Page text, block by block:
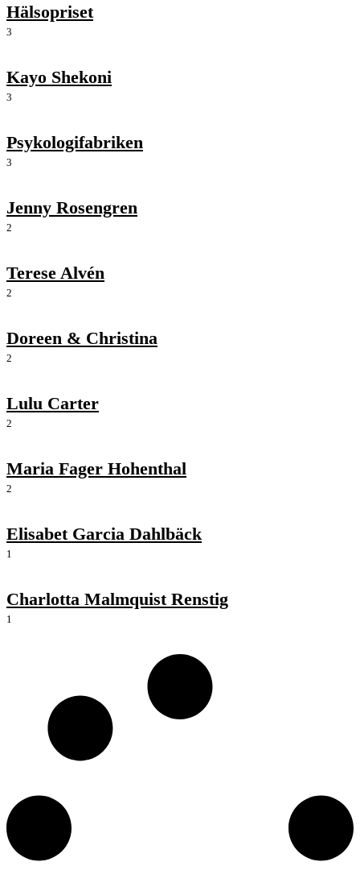
Hälsopriset
3
Kayo Shekoni
3
Psykologifabriken
3
Jenny Rosengren
2
Terese Alvén
2
Doreen & Christina
2
Lulu Carter
2
Maria Fager Hohenthal
2
Elisabet Garcia Dahlbäck
1
Charlotta Malmquist Renstig
1